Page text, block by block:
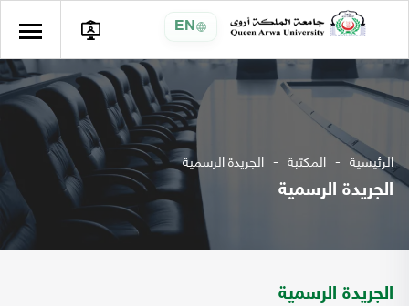
EN
الرئيسية المكتبة الجريدة الرسمية
الجريدة الرسمية
الجريدة الرسمية